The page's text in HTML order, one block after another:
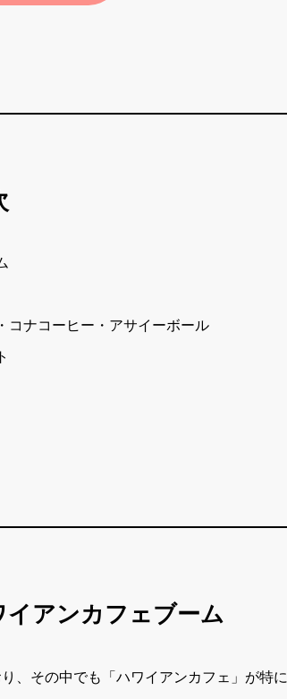
コナコーヒー・アサイーボール
アンカフェブーム
、その中でも「ハワイアンカフェ」が特に